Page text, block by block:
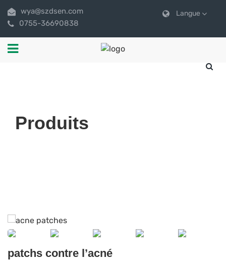
wya@szdsen.com
0755-36690838
Langue
Produits
patchs contre l’acné